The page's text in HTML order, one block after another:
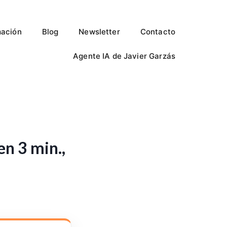
Blog Newsletter Contacto
Agente IA de Javier Garzás
3 min.,